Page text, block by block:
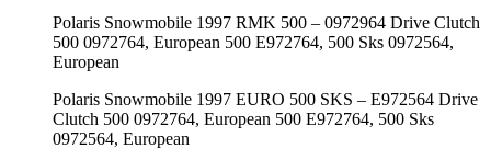
Polaris Snowmobile 1997 RMK 500 – 0972964 Drive Clutch
500 0972764, European 500 E972764, 500 Sks 0972564,
European
Polaris Snowmobile 1997 EURO 500 SKS – E972564 Drive
Clutch 500 0972764, European 500 E972764, 500 Sks
0972564, European